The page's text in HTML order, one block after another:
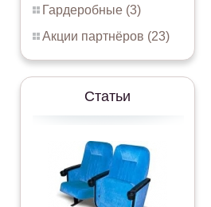
Гардеробные (3)
Акции партнёров (23)
Статьи